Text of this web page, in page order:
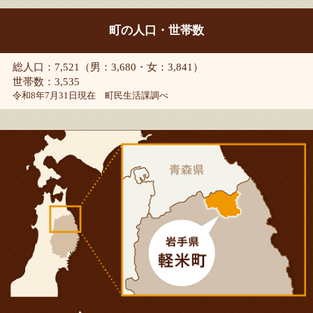
町の人口・世帯数
総人口：7,521（男：3,680・女：3,841）
世帯数：3,535
令和8年7月31日現在 町民生活課調べ